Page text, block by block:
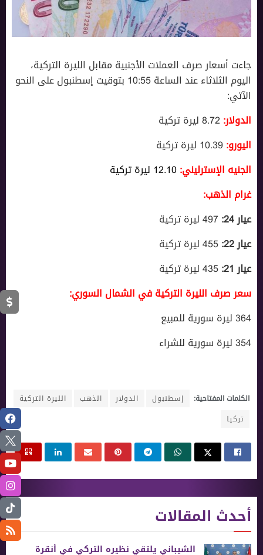
جاءت أسعار صرف العملات الأجنبية مقابل الليرة التركية،
اليوم الثلاثاء عند الساعة 10:55 بتوقيت إسطنبول على النحو
الآتي:
الدولار:
اليورو:
الجنيه الإسترليني:12.10 ليرة تركية
غرام الذهب:
عيار 24:
عيار 22:
عيار 21:
سعر صرف الليرة التركية في الشمال السوري:
364 ليرة سورية للمبيع
354 ليرة سورية للشراء
الكلمات المفتاحية: إسطنبول الدولار الذهب
الليرة التركية
تركيا
أحدث المقالات
الشيباني يلتقي نظيره التركي في أنقرة